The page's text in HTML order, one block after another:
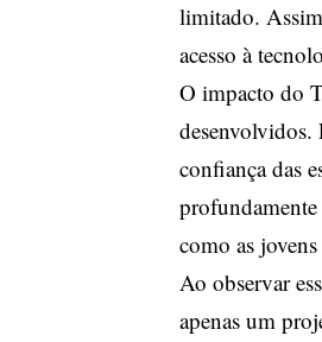
limitado.
acesso à
O impacto do
desenvolvidos.
confiança das
como as
Ao observar
apenas um